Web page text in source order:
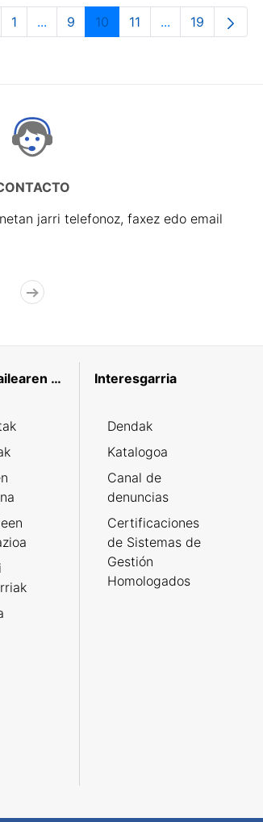
Orrialdea
1 ...Intermediate Pages Use TAB to
Orrialdea
9 Orrialdea
10 Orrialdea
11 ...Intermediate
Orrialdea
19
jarri telefonoz, faxez edo email
Kontratatzailearen profila Interesgarria
Dendak
Katalogoa
Canal de
denuncias
Certificaciones
de Sistemas de
Gestión
Homologados